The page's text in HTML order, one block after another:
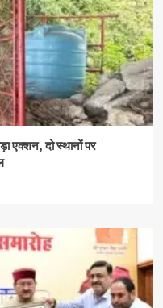
एक्शन, दो स्थानों पर